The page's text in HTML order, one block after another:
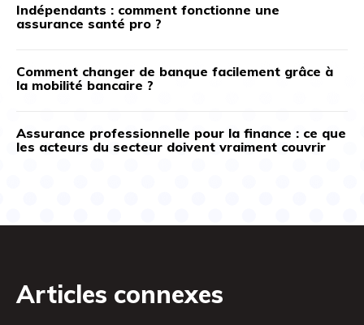
Indépendants : comment fonctionne une
assurance santé pro ?
Comment changer de banque facilement grâce à
la mobilité bancaire ?
Assurance professionnelle pour la finance : ce que
les acteurs du secteur doivent vraiment couvrir
Articles connexes